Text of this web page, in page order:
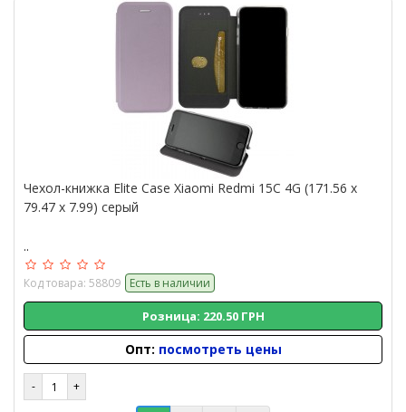
Чехол-книжка Elite Case Xiaomi Redmi 15C 4G (171.56 x
79.47 x 7.99) серый
..
Код товара: 58809 Есть в наличии
Розница: 220.50 ГРН
Опт: посмотреть цены